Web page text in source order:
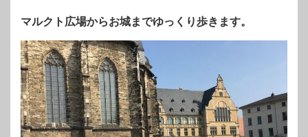
マルクト広場からお城までゆっくり歩きます。